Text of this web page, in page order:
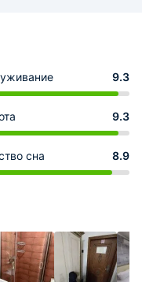
9.3
9.3
сна 8.9